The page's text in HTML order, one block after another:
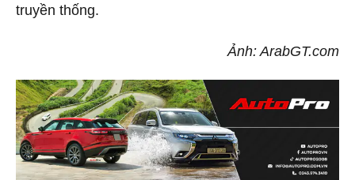
truyền thống.
Ảnh: ArabGT.com